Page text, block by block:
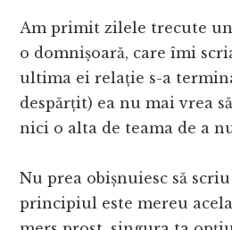
Am primit zilele trecute
o domnișoară, care îmi
ultima ei relație s-a
despărțit) ea nu mai vrea
nici o alta de teama de a
Nu prea obișnuiesc să
principiul este mereu